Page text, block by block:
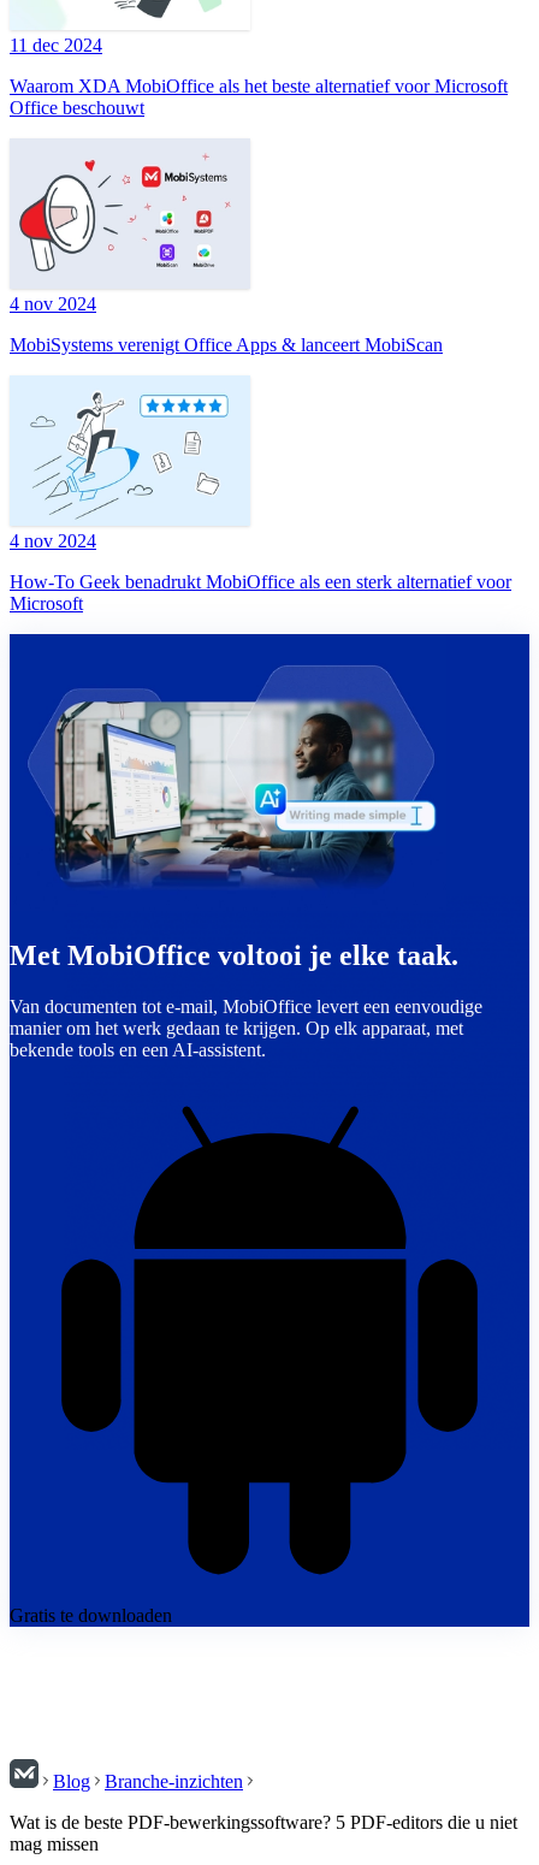
11 dec 2024
Waarom XDA MobiOffice als het beste alternatief voor Microsoft
Office beschouwt
4 nov 2024
MobiSystems verenigt Office Apps & lanceert MobiScan
4 nov 2024
How-To Geek benadrukt MobiOffice als een sterk alternatief voor
Microsoft
Met MobiOffice voltooi je elke taak.
Van documenten tot e-mail, MobiOffice levert een eenvoudige
manier om het werk gedaan te krijgen. Op elk apparaat, met
bekende tools en een AI-assistent.
Gratis te downloaden
Blog
Branche-inzichten
Wat is de beste PDF-bewerkingssoftware? 5 PDF-editors die u niet
mag missen